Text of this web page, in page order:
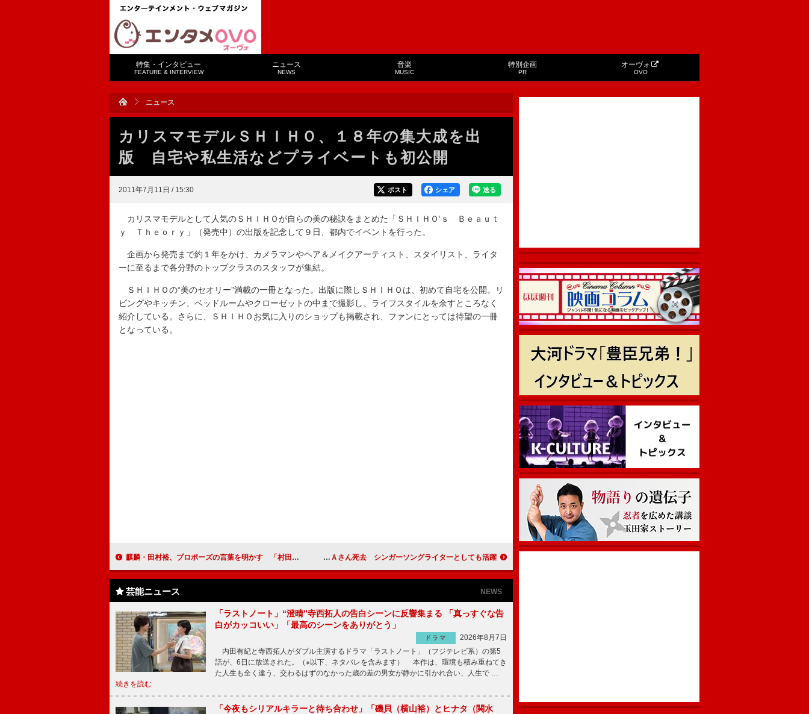
特集・インタビュー
FEATURE & INTERVIEW
ニュース
NEWS
音楽
MUSIC
特別企画
PR
オーヴォ
OVO
ニュース
カリスマモデルＳＨＩＨＯ、１８年の集大成を出
版 自宅や私生活などプライベートも初公開
2011年7月11日 / 15:30 送る
シェア
ポスト
カリスマモデルとして人気のＳＨＩＨＯが自らの美の秘訣をまとめた「ＳＨＩＨＯ‘ｓ Ｂｅａｕｔ
ｙ Ｔｈｅｏｒｙ」（発売中）の出版を記念して９日、都内でイベントを行った。
企画から発売まで約１年をかけ、カメラマンやヘア＆メイクアーティスト、スタイリスト、ライタ
ーに至るまで各分野のトップクラスのスタッフが集結。
ＳＨＩＨＯの“美のセオリー”満載の一冊となった。出版に際しＳＨＩＨＯは、初めて自宅を公開。リ
ビングやキッチン、ベッドルームやクローゼットの中まで撮影し、ライフスタイルを余すところなく
紹介している。さらに、ＳＨＩＨＯお気に入りのショップも掲載され、ファンにとっては待望の一冊
となっている。
麒麟・田村裕、プロポーズの言葉を明かす 「村田をひっくり返して、田村にしませんか？」 ロス・インディオス女性ボーカルＡＬＩＣＩＡさん死去 シンガーソングライターとしても活躍
芸能ニュース NEWS
「ラストノート」“澄晴”寺西拓人の告白シーンに反響集まる 「真っすぐな告
白がカッコいい」「最高のシーンをありがとう」
ドラマ
2026年8月7日
内田有紀と寺西拓人がダブル主演するドラマ「ラストノート」（フジテレビ系）の第5
話が、6日に放送された。（※以下、ネタバレを含みます） 本作は、環境も積み重ねてき
た人生も全く違う、交わるはずのなかった歳の差の男女が静かに引かれ合い、人生で …
続きを読む
「今夜もシリアルキラーと待ち合わせ」「磯貝（横山裕）とヒナタ（関水